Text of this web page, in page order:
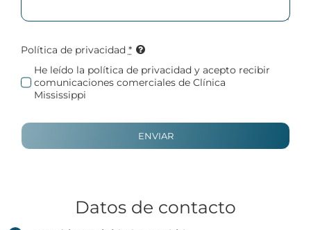
Política de privacidad *
He leído la política de privacidad y acepto recibir
comunicaciones comerciales de Clínica
Mississippi
ENVIAR
Datos de contacto